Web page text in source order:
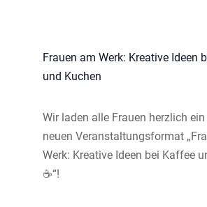
Frauen am Werk: Kreative Ideen
und Kuchen
Wir laden alle Frauen herzlich
neuen Veranstaltungsformat
Werk: Kreative Ideen bei Kaffee
☕“!